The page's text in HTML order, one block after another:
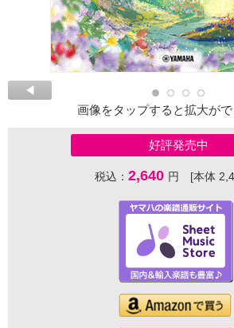
画像をタップすると拡大がで
好評発売中
税込： 2,640 円 [本体